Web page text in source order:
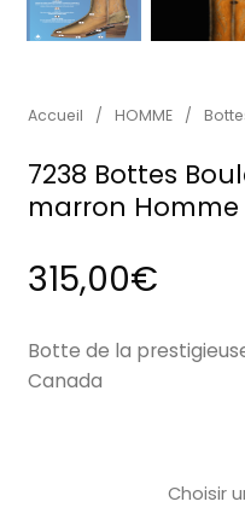
Accueil / HOMME /
7238 Bottes
marron Homme
315,00€
Botte de la
Canada